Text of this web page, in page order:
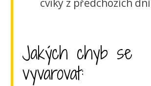
cviky z předchozích dní
Jakých chyb se
vyvarovat: